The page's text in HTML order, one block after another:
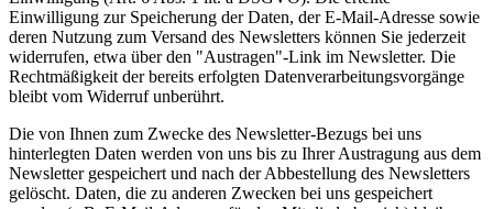
Einwilligung zur Speicherung der Daten, der E-Mail-Adresse sowie
deren Nutzung zum Versand des Newsletters können Sie jederzeit
widerrufen, etwa über den "Austragen"-Link im Newsletter. Die
Rechtmäßigkeit der bereits erfolgten Datenverarbeitungsvorgänge
bleibt vom Widerruf unberührt.
Die von Ihnen zum Zwecke des Newsletter-Bezugs bei uns
hinterlegten Daten werden von uns bis zu Ihrer Austragung aus dem
Newsletter gespeichert und nach der Abbestellung des Newsletters
gelöscht. Daten, die zu anderen Zwecken bei uns gespeichert